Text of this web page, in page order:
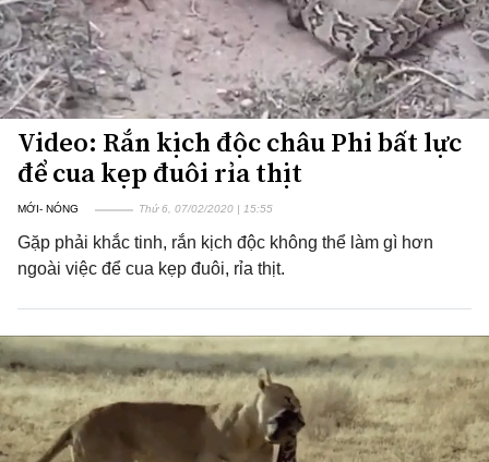
Video: Rắn kịch độc châu Phi bất lực
để cua kẹp đuôi rỉa thịt
MỚI- NÓNG Thứ 6, 07/02/2020 | 15:55
Gặp phải khắc tinh, rắn kịch độc không thể làm gì hơn
ngoài việc để cua kẹp đuôi, rỉa thịt.